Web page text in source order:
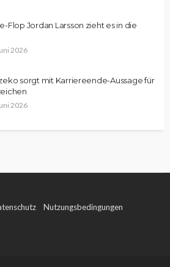
Flop Jordan Larsson zieht es in die
2026
sorgt mit Karriereende-Aussage für
2026
Nutzungsbedingungen